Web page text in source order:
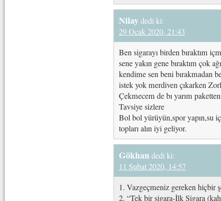
Nilay dedi ki:
29 Ocak 2020, 21:43
Ben sigarayı birden bıraktım
sene yakın gene bıraktım çok
kendime sen beni bırakmadan
istek yok merdiven çıkarken
Çekmecem de bı yarım
Tavsiye sizlere
Bol bol yürüyün,spor yapın,su
topları alın iyi geliyor.
Gökhandedi ki:
11 Şubat 2020, 14:57
1. Vazgeçmeniz gereken hiçbir
2. “Tek bir sigara-İlk Sigara